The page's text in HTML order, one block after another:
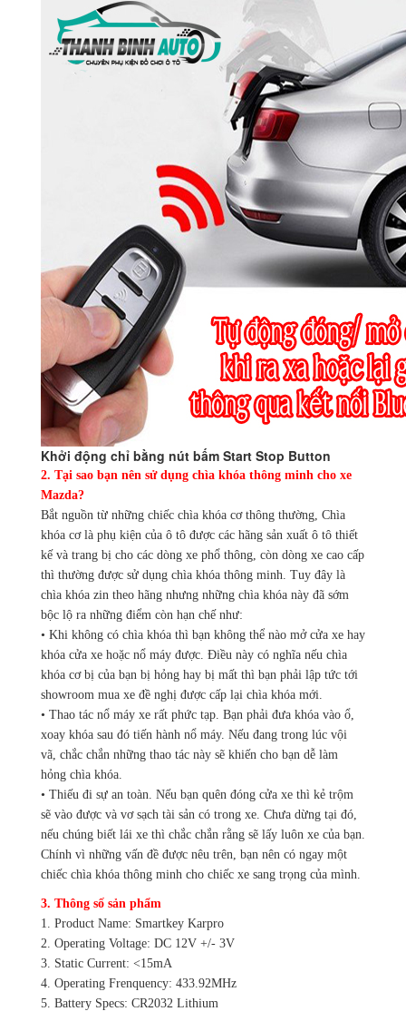
Khởi động chỉ bằng nút bấm Start Stop Button
2. Tại sao bạn nên sử dụng chìa khóa thông minh cho xe
Mazda?
Bắt nguồn từ những chiếc chìa khóa cơ thông thường, Chìa
khóa cơ là phụ kiện của ô tô được các hãng sản xuất ô tô thiết
kế và trang bị cho các dòng xe phổ thông, còn dòng xe cao cấp
thì thường được sử dụng chìa khóa thông minh. Tuy đây là
chìa khóa zin theo hãng nhưng những chìa khóa này đã sớm
bộc lộ ra những điểm còn hạn chế như:
• Khi không có chìa khóa thì bạn không thể nào mở cửa xe hay
khóa cửa xe hoặc nổ máy được. Điều này có nghĩa nếu chìa
khóa cơ bị của bạn bị hỏng hay bị mất thì bạn phải lập tức tới
showroom mua xe đề nghị được cấp lại chìa khóa mới.
• Thao tác nổ máy xe rất phức tạp. Bạn phải đưa khóa vào ổ,
xoay khóa sau đó tiến hành nổ máy. Nếu đang trong lúc vội
vã, chắc chắn những thao tác này sẽ khiến cho bạn dễ làm
hỏng chìa khóa.
• Thiếu đi sự an toàn. Nếu bạn quên đóng cửa xe thì kẻ trộm
sẽ vào được và vơ sạch tài sản có trong xe. Chưa dừng tại đó,
nếu chúng biết lái xe thì chắc chắn rằng sẽ lấy luôn xe của bạn.
Chính vì những vấn đề được nêu trên, bạn nên có ngay một
chiếc chìa khóa thông minh cho chiếc xe sang trọng của mình.
3. Thông số sản phẩm
1. Product Name: Smartkey Karpro
2. Operating Voltage: DC 12V +/- 3V
3. Static Current: <15mA
4. Operating Frenquency: 433.92MHz
5. Battery Specs: CR2032 Lithium